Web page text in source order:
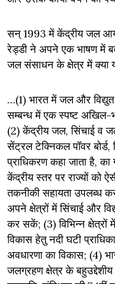
सन् 1993 में केंद्रीय जल
रेड्डी ने अपने एक भाषण में
जल संसाधन के क्षेत्र में क्या
…(1) भारत में जल और
सम्बन्ध में एक स्पष्ट अखिल-
(2) केंद्रीय जल, सिंचाई व
सेंट्रल टेक्निकल पॉवर बोर्ड,
प्राधिकरण कहा जाता है,
केंद्रीय स्तर पर राज्यों को
तकनीकी सहायता उपलब्ध
अपने क्षेत्रों में सिंचाई और
कर सकें; (3) विभिन्न क्षेत्रों
विकास हेतु नदी घटी
अवधारणा का विकास; (4)
जलग्रहण क्षेत्र के